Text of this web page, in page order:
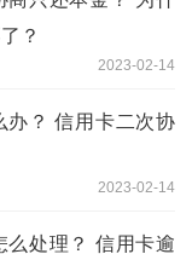
？
2023-02-14
办？ 信用卡二次协
2023-02-14
么处理？ 信用卡逾